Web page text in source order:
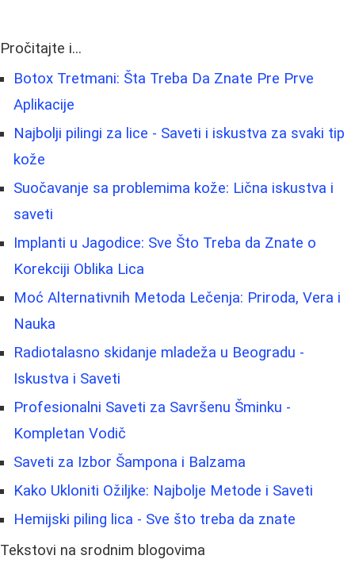
Pročitajte i...
Botox Tretmani: Šta Treba Da Znate Pre Prve
Aplikacije
Najbolji pilingi za lice - Saveti i iskustva za svaki tip
kože
Suočavanje sa problemima kože: Lična iskustva i
saveti
Implanti u Jagodice: Sve Što Treba da Znate o
Korekciji Oblika Lica
Moć Alternativnih Metoda Lečenja: Priroda, Vera i
Nauka
Radiotalasno skidanje mladeža u Beogradu -
Iskustva i Saveti
Profesionalni Saveti za Savršenu Šminku -
Kompletan Vodič
Saveti za Izbor Šampona i Balzama
Kako Ukloniti Ožiljke: Najbolje Metode i Saveti
Hemijski piling lica - Sve što treba da znate
Tekstovi na srodnim blogovima